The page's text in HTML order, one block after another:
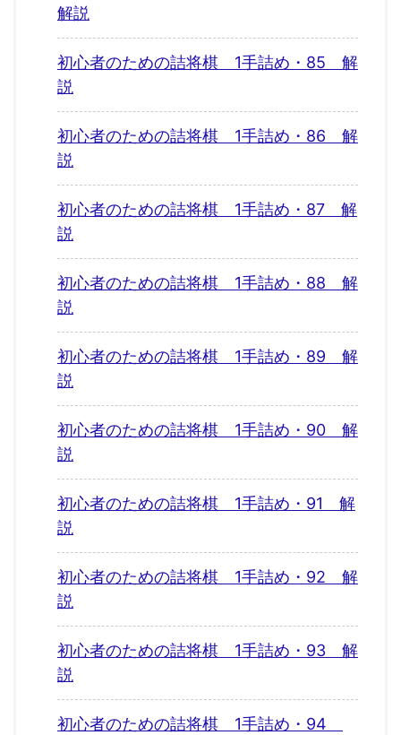
解説
初心者のための詰将棋 1手詰め・85 解
説
初心者のための詰将棋 1手詰め・86 解
説
初心者のための詰将棋 1手詰め・87 解
説
初心者のための詰将棋 1手詰め・88 解
説
初心者のための詰将棋 1手詰め・89 解
説
初心者のための詰将棋 1手詰め・90 解
説
初心者のための詰将棋 1手詰め・91 解
説
初心者のための詰将棋 1手詰め・92 解
説
初心者のための詰将棋 1手詰め・93 解
説
初心者のための詰将棋 1手詰め・94